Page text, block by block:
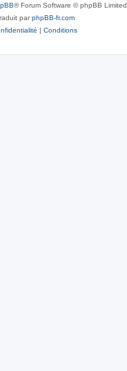
® Forum Software © phpBB Limited
parphpBB-fr.com
| Conditions